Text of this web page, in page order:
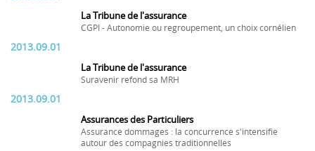
La Tribune de l'assurance
CGPI - Autonomie ou regroupement, un choix cornélien
2013.09.01
La Tribune de l'assurance
Suravenir refond sa MRH
2013.09.01
Assurances des Particuliers
Assurance dommages : la concurrence s'intensifie
autour des compagnies traditionnelles